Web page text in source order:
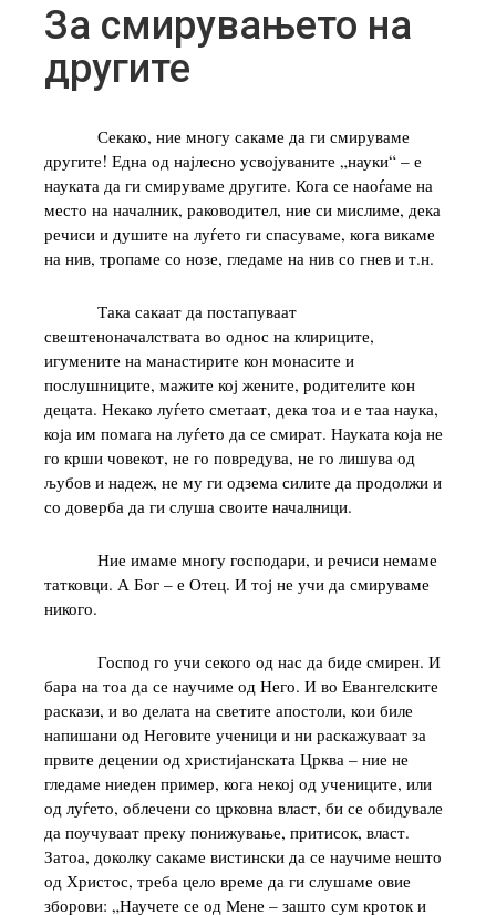
За смирувањето на
другите
Секако, ние многу сакаме да ги смируваме
другите! Една од најлесно усвојуваните „науки“ – е
науката да ги смируваме другите. Кога се наоѓаме на
место на началник, раководител, ние си мислиме, дека
речиси и душите на луѓето ги спасуваме, кога викаме
на нив, тропаме со нозе, гледаме на нив со гнев и т.н.
Така сакаат да постапуваат
свештеноначалствата во однос на клириците,
игумените на манастирите кон монасите и
послушниците, мажите кој жените, родителите кон
децата. Некако луѓето сметаат, дека тоа и е таа наука,
која им помага на луѓето да се смират. Науката која не
го крши човекот, не го повредува, не го лишува од
љубов и надеж, не му ги одзема силите да продолжи и
со доверба да ги слуша своите началници.
Ние имаме многу господари, и речиси немаме
татковци. А Бог – е Отец. И тој не учи да смируваме
никого.
Господ го учи секого од нас да биде смирен. И
бара на тоа да се научиме од Него. И во Евангелските
раскази, и во делата на светите апостоли, кои биле
напишани од Неговите ученици и ни раскажуваат за
првите децении од христијанската Црква – ние не
гледаме ниеден пример, кога некој од учениците, или
од луѓето, облечени со црковна власт, би се обидувале
да поучуваат преку понижување, притисок, власт.
Затоа, доколку сакаме вистински да се научиме нешто
од Христос, треба цело време да ги слушаме овие
зборови: „Научете се од Мене – зашто сум кроток и